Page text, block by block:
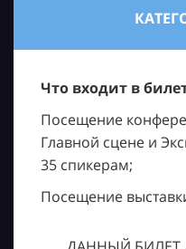
Что входит в
Посещение
Главной сцене и
35 спикерам;
Посещение